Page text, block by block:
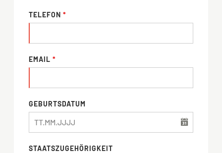
TELEFON *
EMAIL *
GEBURTSDATUM
STAATSZUGEHÖRIGKEIT